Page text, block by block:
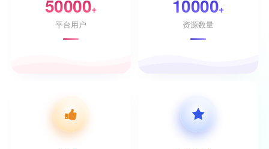
50000+
平台用户
10000+
资源数量